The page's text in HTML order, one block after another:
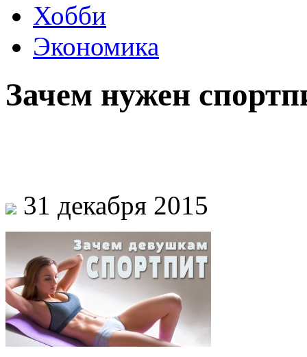
Хобби
Экономика
Зачем нужен
31 декабря 2015